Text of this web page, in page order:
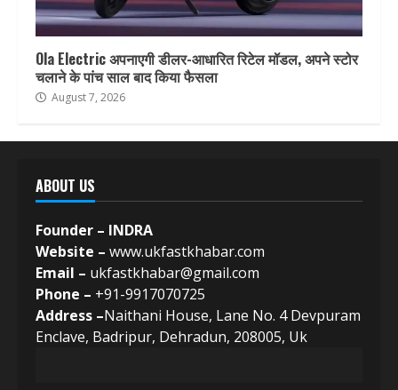
Ola Electric अपनाएगी डीलर-आधारित रिटेल मॉडल, अपने स्टोर
चलाने के पांच साल बाद किया फैसला
August 7, 2026
ABOUT US
Founder – INDRA
Website – www.ukfastkhabar.com
Email – ukfastkhabar@gmail.com
Phone – +91-9917070725
Address –Naithani House, Lane No. 4 Devpuram
Enclave, Badripur, Dehradun, 208005, Uk